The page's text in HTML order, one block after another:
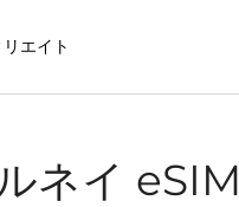
エイト
ネイ eSIM